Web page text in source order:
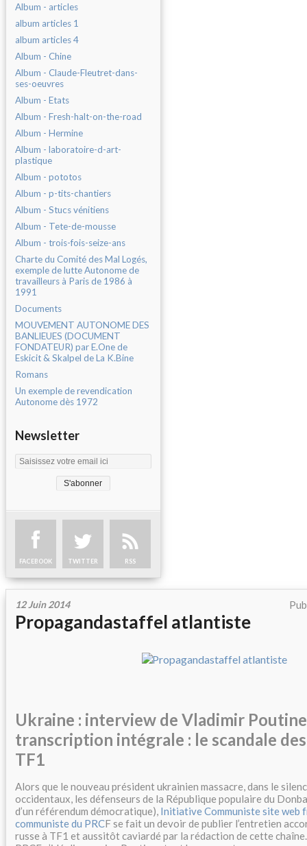
Album - articles
album articles 1
album articles 4
Album - Chine
Album - Claude-Fleutret-dans-
ses-oeuvres
Album - Etats
Album - Fresh-halt-on-the-road
Album - Hermine
Album - laboratoire-d-art-
plastique
Album - pototos
Album - p-tits-chantiers
Album - Stucs vénitiens
Album - Tete-de-mousse
Album - trois-fois-seize-ans
Charte du Comité des Mal Logés,
exemple de lutte Autonome de
travailleurs à Paris de 1986 à
1991
Documents
MOUVEMENT AUTONOME DES
BANLIEUES (DOCUMENT
FONDATEUR) par E.One de
Eskicit & Skalpel de La K.Bine
Romans
Un exemple de revendication
Autonome dès 1972
Newsletter
FACEBOOK TWITTER RSS
12 Juin 2014
Propagandastaffel atlantiste
Ukraine : interview de Vladimir
transcription intégrale : le scandale
TF1
Alors que le nouveau président ukrainien massacre, dans le
occidentaux, les défenseurs de la République populaire du
d’un référendum démocratique), Initiative Communiste site web
communiste du PRCF se fait un devoir de publier l’entretien
russe à TF1 et aussitôt caviardé par la rédaction de cette